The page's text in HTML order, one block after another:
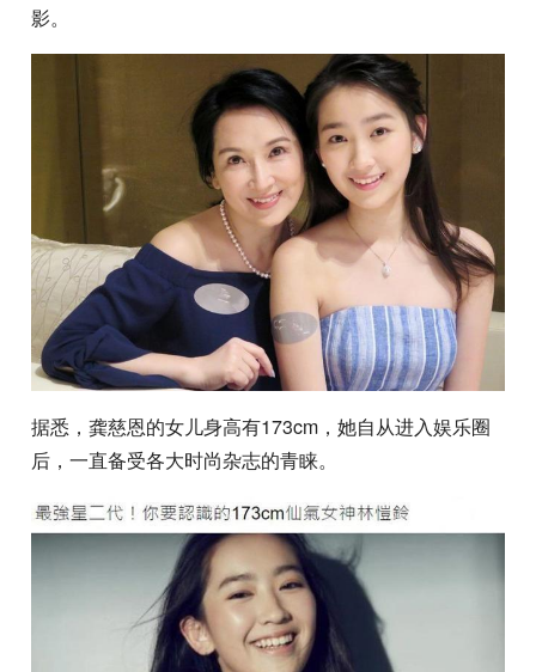
影。
据悉，龚慈恩的女儿身高有173cm，她自从进入娱乐圈
后，一直备受各大时尚杂志的青睐。